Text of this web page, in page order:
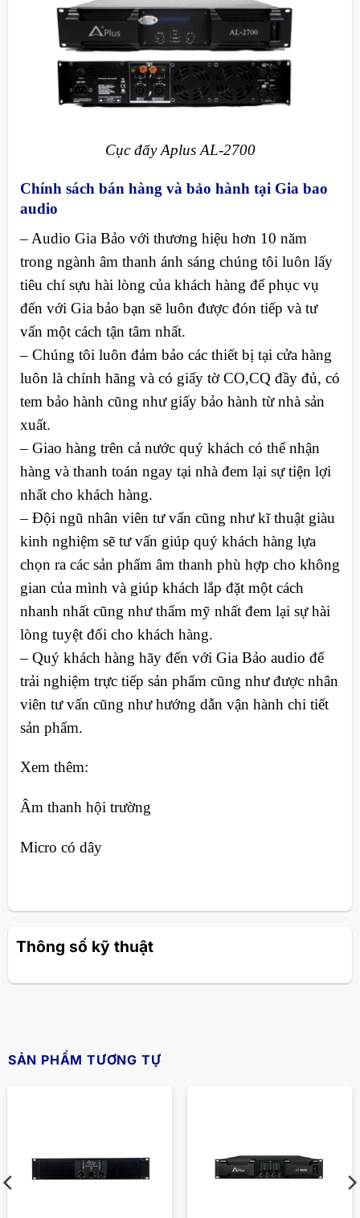
Cục đẩy Aplus AL-2700
Chính sách bán hàng và bảo hành tại Gia bao
audio
– Audio Gia Bảo với thương hiệu hơn 10 năm
trong ngành âm thanh ánh sáng chúng tôi luôn lấy
tiêu chí sựu hài lòng của khách hàng để phục vụ
đến với Gia bảo bạn sẽ luôn được đón tiếp và tư
vấn một cách tận tâm nhất.
– Chúng tôi luôn đảm bảo các thiết bị tại cửa hàng
luôn là chính hãng và có giấy tờ CO,CQ đầy đủ, có
tem bảo hành cũng như giấy bảo hành từ nhà sản
xuất.
– Giao hàng trên cả nước quý khách có thể nhận
hàng và thanh toán ngay tại nhà đem lại sự tiện lợi
nhất cho khách hàng.
– Đội ngũ nhân viên tư vấn cũng như kĩ thuật giàu
kinh nghiệm sẽ tư vấn giúp quý khách hàng lựa
chọn ra các sản phẩm âm thanh phù hợp cho không
gian của mình và giúp khách lắp đặt một cách
nhanh nhất cũng như thẩm mỹ nhất đem lại sự hài
lòng tuyệt đối cho khách hàng.
– Quý khách hàng hãy đến với Gia Bảo audio để
trải nghiệm trực tiếp sản phẩm cũng như được nhân
viên tư vấn cũng như hướng dẫn vận hành chi tiết
sản phẩm.
Xem thêm:
Âm thanh hội trường
Micro có dây
Thông số kỹ thuật
SẢN PHẨM TƯƠNG TỰ